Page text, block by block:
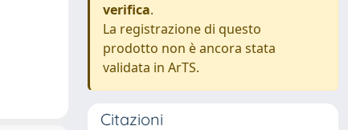
verifica.
La registrazione di questo
prodotto non è ancora stata
validata in ArTS.
Citazioni